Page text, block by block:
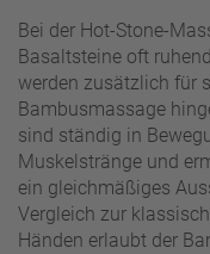
Bei der Hot-Stone-
Basaltsteine oft
werden zusätzlich für
Bambusmassage
sind ständig in
Muskelstränge und
ein gleichmäßiges
Vergleich zur
Händen erlaubt der